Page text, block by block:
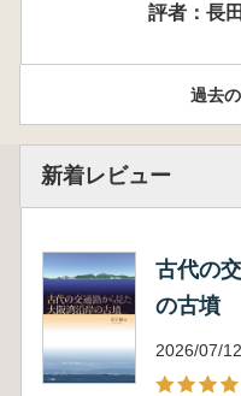
評者：長
過去
新着レビュー
古代の
の古墳
2026/07/12